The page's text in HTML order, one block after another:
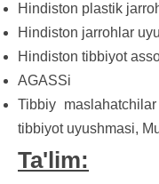
Hindiston plastik
Hindiston jarrohlar
Hindiston tibbiyot
AGASSi
Tibbiy
tibbiyot uyushmasi,
Ta'lim: